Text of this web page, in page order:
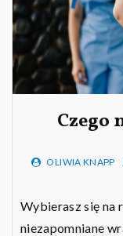
Czego
OLIWIA KNAPP
Wybierasz się na
niezapomniane